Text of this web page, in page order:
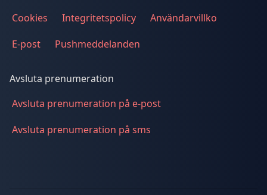
Cookies
Integritetspolicy
Användarvillko
E-post
Pushmeddelanden
Avsluta prenumeration
Avsluta prenumeration på e-post
Avsluta prenumeration på sms